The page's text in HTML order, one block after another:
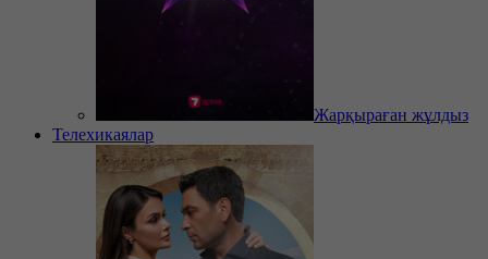
Жарқыраған жұлдыз
Телехикаялар